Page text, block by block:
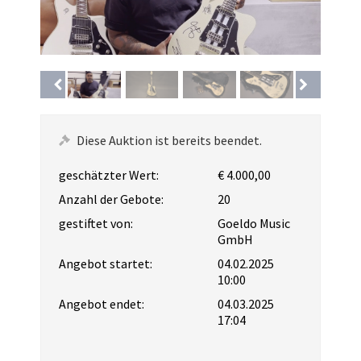
Diese Auktion ist bereits beendet.
geschätzter Wert:
€ 4.000,00
Anzahl der Gebote:
20
gestiftet von:
Goeldo Music
GmbH
Angebot startet:
04.02.2025
10:00
Angebot endet:
04.03.2025
17:04